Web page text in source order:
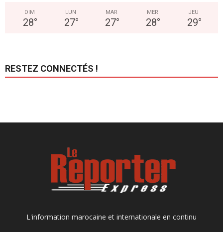
DIM
28°
LUN
27°
MAR
27°
MER
28°
JEU
29°
RESTEZ CONNECTÉS !
L'information marocaine et internationale en continu